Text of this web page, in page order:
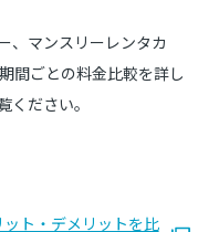
、マンスリーレンタカ
間ごとの料金比較を詳し
ください。
ト・デメリットを比